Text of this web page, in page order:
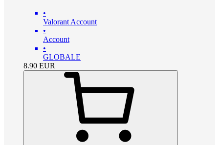
•
Valorant Account
•
Account
•
GLOBALE
8.90 EUR